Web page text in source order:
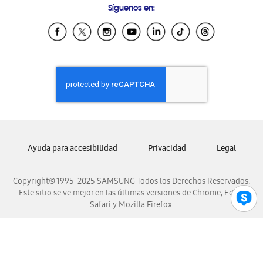
Samsung Ecuador
Samsung El Salvador
Samsung Honduras
Samsung Nicaragua
Samsung Panamá
Samsung Venezuela
Síguenos en:
Copyright© 1995-2025 SAMSUNG Todos los Derechos Reservados.
Este sitio se ve mejor en las últimas versiones de Chrome, Edge,
Safari y Mozilla Firefox.
Ayuda para accesibilidad Privacidad Legal